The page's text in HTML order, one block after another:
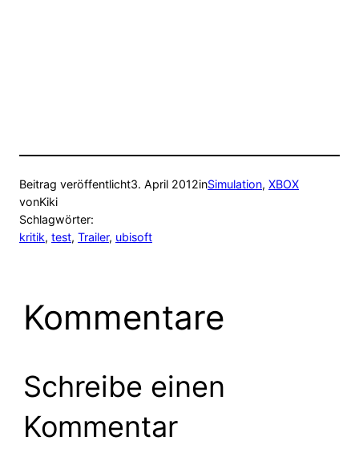
Beitrag veröffentlicht3. April 2012inSimulation, XBOX
vonKiki
Schlagwörter:
kritik, test, Trailer, ubisoft
Kommentare
Schreibe einen
Kommentar